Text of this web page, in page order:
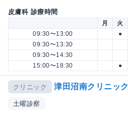
皮膚科 診療時間
月 火
09:30〜13:00
●
09:30〜13:30
09:30〜14:30
15:00〜18:30
●
クリニック 津田沼南クリニック
土曜診察